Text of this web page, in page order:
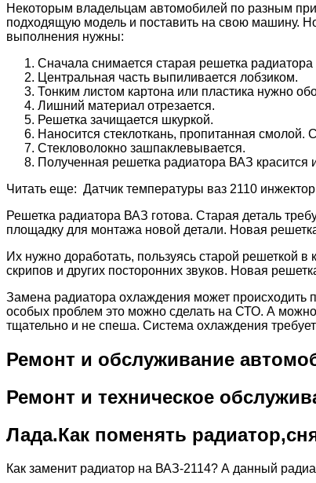
Некоторым владельцам автомобилей по разным
подходящую модель и поставить на свою машину.
выполнения нужны:
Сначала снимается старая решетка
Центральная часть выпиливается лобзиком.
Тонким листом картона или пластика нужно
Лишний материал отрезается.
Решетка зачищается шкуркой.
Наносится стеклоткань, пропитанная
Стекловолокно зашпаклевывается.
Полученная решетка радиатора ВАЗ красится
Читать еще: Датчик температуры ваз 2110
Решетка радиатора ВАЗ готова. Старая деталь
площадку для монтажа новой детали. Новая
Их нужно доработать, пользуясь старой решеткой
скрипов и других посторонних звуков. Новая
Замена радиатора охлаждения может происходить
особых проблем это можно сделать на СТО. А можно
тщательно и не спеша. Система охлаждения
Ремонт и обслуживание
Ремонт и техническое
Лада.Как поменять
Как заменит радиатор на ВАЗ-2114? А данный